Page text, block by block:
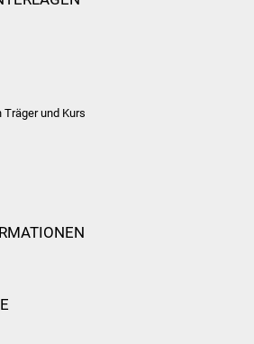
Volkshochschule
und Kurs